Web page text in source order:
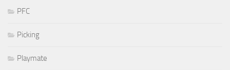
PFC
Picking
Playmate